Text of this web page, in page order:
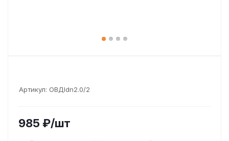
Артикул: ОВДldn2.0/2
985 ₽/шт